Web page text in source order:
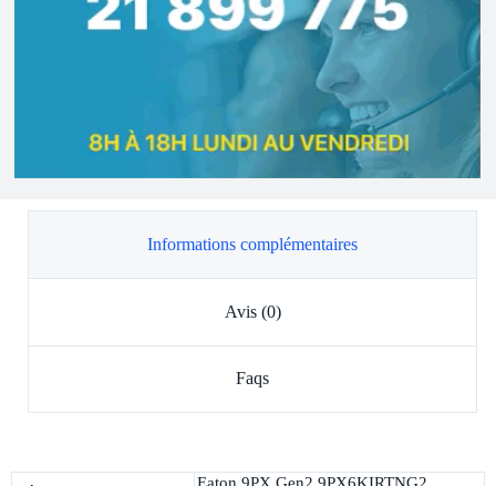
Informations complémentaires
Avis (0)
Faqs